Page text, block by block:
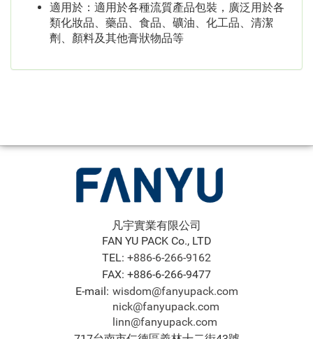
適用於：適用於各種流質產品包裝，廣泛用於各
類化妝品、藥品、食品、礦油、化工品、清潔
劑、顏料及其他膏狀物品等
凡宇實業有限公司
FAN YU PACK Co., LTD
TEL: +886-6-266-9162
FAX: +886-6-266-9477
E-mail: wisdom@fanyupack.com
nick@fanyupack.com
linn@fanyupack.com